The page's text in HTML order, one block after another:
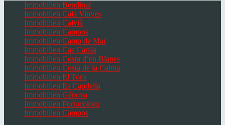
Immobilien Bendinat
Immobilien Cala Vinyes
Immobilien Calvià
Immobilien Campos
Immobilien Camp de Mar
Immobilien Cas Catala
Immobilien Costa d’en Blanes
Immobilien Costa de la Calma
Immobilien El Toro
Immobilien Es Capdella
Immobilien Génova
Immobilien Portocolom
Immobilien Campos